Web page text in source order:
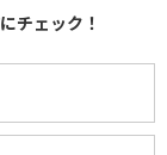
チェック！